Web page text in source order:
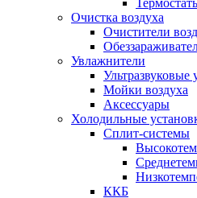
Очистка воздуха
Очистители
Увлажнители
Ультразвуковые
Мойки воздуха
Аксессуары
Холодильные
Сплит-системы
ККБ